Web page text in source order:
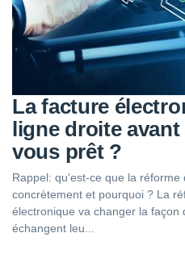
La facture
ligne droite
vous prêt ?
Rappel: qu'est-ce que la
concrètement et pourquoi ? La
électronique va changer la façon
échangent leu...